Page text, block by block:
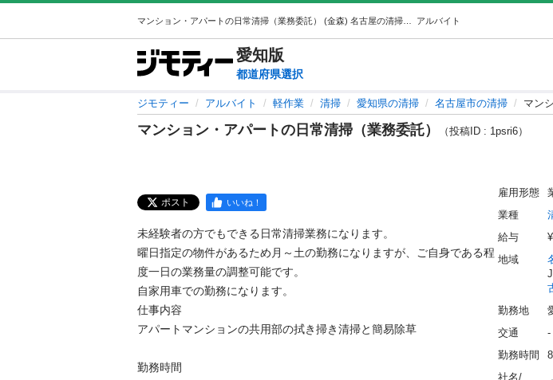
アルバイト
愛知版
都道府県選択
ジモティー アルバイト 軽作業 清掃 愛知県の清掃 名古屋市の清掃 マン
マンション・アパートの日常清掃（業務委託）
（投稿ID : 1psri6）
ポスト いいね！
未経験者の方でもできる日常清掃業務になります。
曜日指定の物件があるため月～土の勤務になりますが、ご自身である程
度一日の業務量の調整可能です。
自家用車での勤務になります。
仕事内容
アパートマンションの共用部の拭き掃き清掃と簡易除草
勤務時間
雇用形態
業種
給与
地域
勤務地
交通
-
勤務時間
社名/